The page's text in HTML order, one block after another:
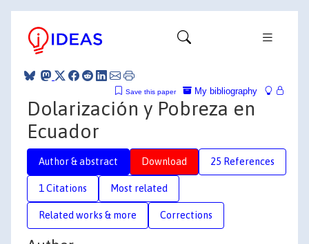
My bibliography
Save this paper
Dolarización y Pobreza en
Ecuador
Author & abstract Download 25 References
1 Citations Most related
Related works & more Corrections